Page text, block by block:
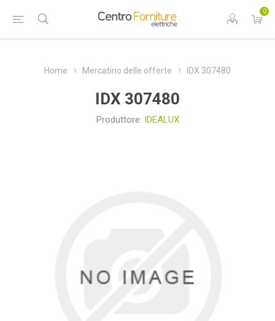
0
Home Mercatino delle offerte IDX 307480
IDX 307480
Produttore: IDEALUX